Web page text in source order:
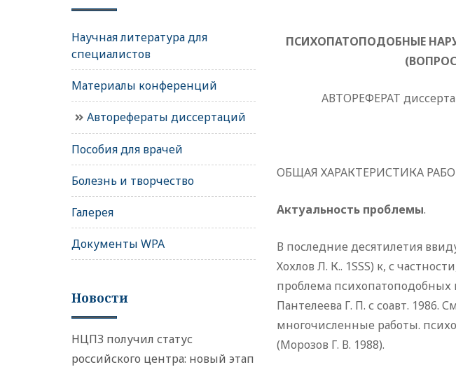
ПСИХОПАТОПОДОБНЫЕ
АВТОРЕФЕРАТ
ОБЩАЯ ХАРАКТЕРИСТИКА
Актуальность проблемы.
В последние десятилетия
Хохлов Л. К.. 1SSS) к, с
проблема психопатоподобных
Пантелеева Г. П. с соавт. 1986.
многочисленные работы.
(Морозов Г. В. 1988).
Научная литература для
специалистов
Материалы конференций
Авторефераты диссертаций
Пособия для врачей
Болезнь и творчество
Галерея
Документы WPA
Новости
НЦПЗ получил статус
российского центра: новый этап